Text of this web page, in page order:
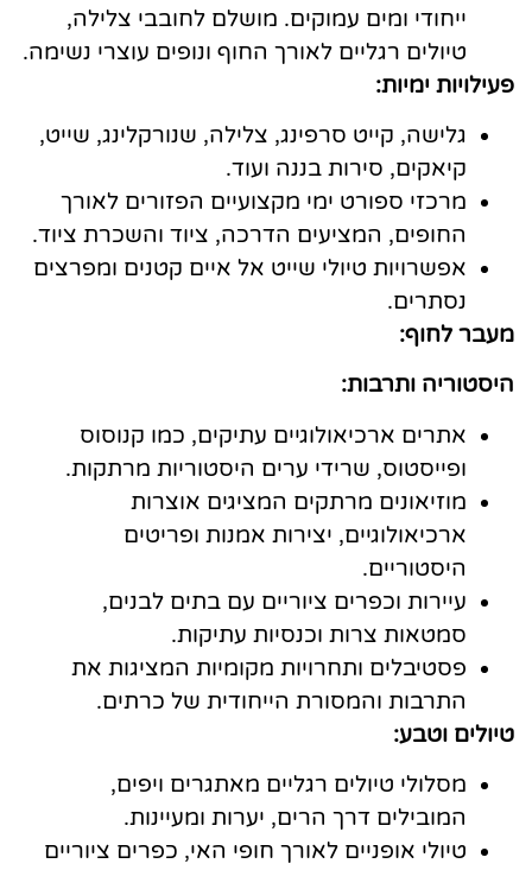
ייחודי ומים עמוקים. מושלם לחובבי צלילה,
טיולים רגליים לאורך החוף ונופים עוצרי נשימה.
פעילויות ימיות:
גלישה, קייט סרפינג, צלילה, שנורקלינג, שייט,
קיאקים, סירות בננה ועוד.
מרכזי ספורט ימי מקצועיים הפזורים לאורך
החופים, המציעים הדרכה, ציוד והשכרת ציוד.
אפשרויות טיולי שייט אל איים קטנים ומפרצים
נסתרים.
מעבר לחוף:
היסטוריה ותרבות:
אתרים ארכיאולוגיים עתיקים, כמו קנוסוס
ופייסטוס, שרידי ערים היסטוריות מרתקות.
מוזיאונים מרתקים המציגים אוצרות
ארכיאולוגיים, יצירות אמנות ופריטים
היסטוריים.
עיירות וכפרים ציוריים עם בתים לבנים,
סמטאות צרות וכנסיות עתיקות.
פסטיבלים ותחרויות מקומיות המציגות את
התרבות והמסורת הייחודית של כרתים.
טיולים וטבע:
מסלולי טיולים רגליים מאתגרים ויפים,
המובילים דרך הרים, יערות ומעיינות.
טיולי אופניים לאורך חופי האי, כפרים ציוריים